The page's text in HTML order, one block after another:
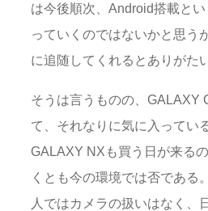
は今後順次、Android搭載と
っていくのではないかと思う
に追随してくれるとありがたい
そうは言うものの、GALAXY
て、それなりに気に入ってい
GALAXY NXも買う日が来る
くとも今の環境では否である
人ではカメラの扱いはなく、